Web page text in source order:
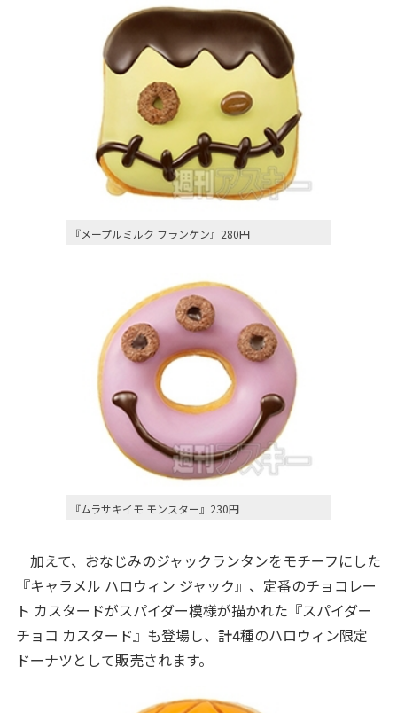
『メープルミルク フランケン』280円
『ムラサキイモ モンスター』230円
加えて、おなじみのジャックランタンをモチーフにした
『キャラメル ハロウィン ジャック』、定番のチョコレー
ト カスタードがスパイダー模様が描かれた『スパイダー
チョコ カスタード』も登場し、計4種のハロウィン限定
ドーナツとして販売されます。